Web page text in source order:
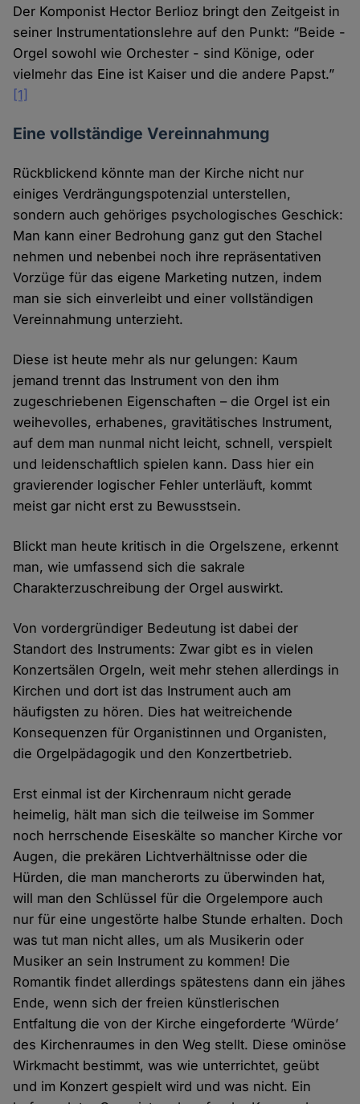
Der Komponist Hector Berlioz bringt den Zeitgeist in
seiner Instrumentationslehre auf den Punkt: “Beide -
Orgel sowohl wie Orchester - sind Könige, oder
vielmehr das Eine ist Kaiser und die andere Papst.”
[1]
Eine vollständige Vereinnahmung
Rückblickend könnte man der Kirche nicht nur
einiges Verdrängungspotenzial unterstellen,
sondern auch gehöriges psychologisches Geschick:
Man kann einer Bedrohung ganz gut den Stachel
nehmen und nebenbei noch ihre repräsentativen
Vorzüge für das eigene Marketing nutzen, indem
man sie sich einverleibt und einer vollständigen
Vereinnahmung unterzieht.
Diese ist heute mehr als nur gelungen: Kaum
jemand trennt das Instrument von den ihm
zugeschriebenen Eigenschaften – die Orgel ist ein
weihevolles, erhabenes, gravitätisches Instrument,
auf dem man nunmal nicht leicht, schnell, verspielt
und leidenschaftlich spielen kann. Dass hier ein
gravierender logischer Fehler unterläuft, kommt
meist gar nicht erst zu Bewusstsein.
Blickt man heute kritisch in die Orgelszene, erkennt
man, wie umfassend sich die sakrale
Charakterzuschreibung der Orgel auswirkt.
Von vordergründiger Bedeutung ist dabei der
Standort des Instruments: Zwar gibt es in vielen
Konzertsälen Orgeln, weit mehr stehen allerdings in
Kirchen und dort ist das Instrument auch am
häufigsten zu hören. Dies hat weitreichende
Konsequenzen für Organistinnen und Organisten,
die Orgelpädagogik und den Konzertbetrieb.
Erst einmal ist der Kirchenraum nicht gerade
heimelig, hält man sich die teilweise im Sommer
noch herrschende Eiseskälte so mancher Kirche vor
Augen, die prekären Lichtverhältnisse oder die
Hürden, die man mancherorts zu überwinden hat,
will man den Schlüssel für die Orgelempore auch
nur für eine ungestörte halbe Stunde erhalten. Doch
was tut man nicht alles, um als Musikerin oder
Musiker an sein Instrument zu kommen! Die
Romantik findet allerdings spätestens dann ein jähes
Ende, wenn sich der freien künstlerischen
Entfaltung die von der Kirche eingeforderte ‘Würde’
des Kirchenraumes in den Weg stellt. Diese ominöse
Wirkmacht bestimmt, was wie unterrichtet, geübt
und im Konzert gespielt wird und was nicht. Ein